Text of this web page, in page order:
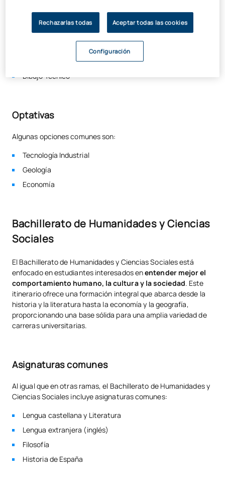
incluyen:
Matemáticas
Dibujo Técnico
Optativas
Algunas opciones comunes son:
Tecnología Industrial
Geología
Economía
Bachillerato de Humanidades y Ciencias
Sociales
El Bachillerato de Humanidades y Ciencias Sociales está
enfocado en estudiantes interesados enentender mejor el
comportamiento humano, la cultura y la sociedad. Este
itinerario ofrece una formación integral que abarca desde la
historia y la literatura hasta la economía y la geografía,
proporcionando una base sólida para una amplia variedad de
carreras universitarias.
Asignaturas comunes
Al igual que en otras ramas, el Bachillerato de Humanidades y
Ciencias Sociales incluye asignaturas comunes:
Lengua castellana y Literatura
Lengua extranjera (inglés)
Filosofía
Historia de España
Rechazarlas todas Aceptar todas las cookies
Configuración